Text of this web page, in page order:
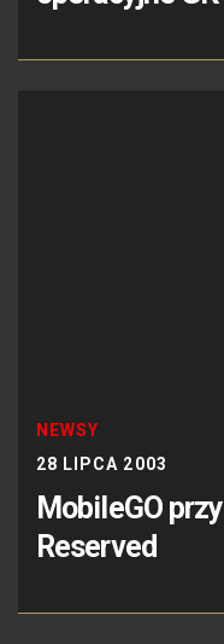
NEWSY
28 LIPCA 2003
MobileGO
Reserved